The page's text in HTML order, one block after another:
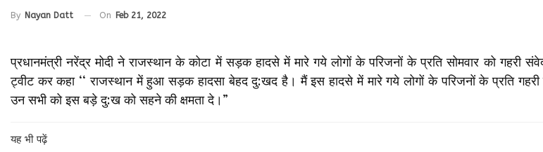
By Nayan Datt On Feb 21, 2022
प्रधानमंत्री नरेंद्र मोदी ने राजस्थान के कोटा में सड़क हादसे में मारे गये लोगों के परिजनों के प्रति सोमवार को गहरी
ट्वीट कर कहा ‘‘ राजस्थान में हुआ सड़क हादसा बेहद दु:खद है। मैं इस हादसे में मारे गये लोगों के परिजनों के प्रति
उन सभी को इस बड़े दु:ख को सहने की क्षमता दे।”
यह भी पढ़ें